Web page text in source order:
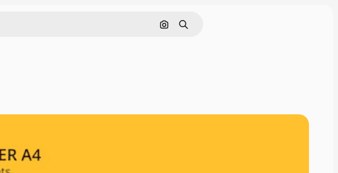
Cerca per immagine
Ricerca